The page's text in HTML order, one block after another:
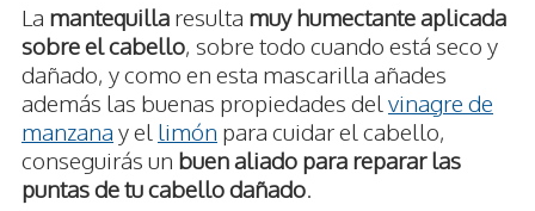
La mantequilla resulta muy humectante aplicada
sobre el cabello, sobre todo cuando está seco y
dañado, y como en esta mascarilla añades
además las buenas propiedades del vinagre de
manzana y el limón para cuidar el cabello,
conseguirás un buen aliado para reparar las
puntas de tu cabello dañado.